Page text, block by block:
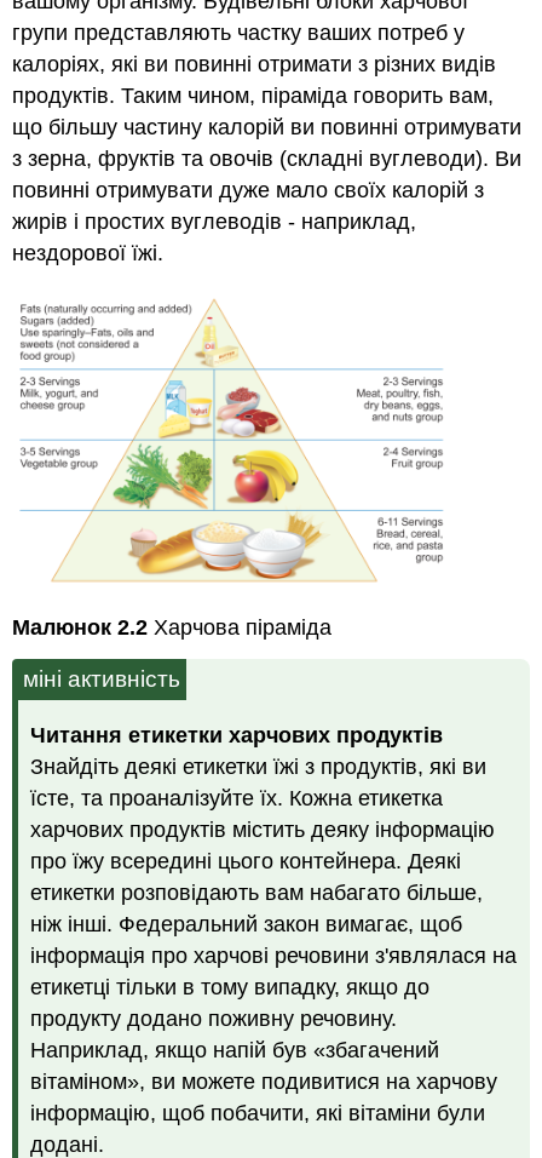
групи представляють частку ваших потреб у
калоріях, які ви повинні отримати з різних видів
продуктів. Таким чином, піраміда говорить вам,
що більшу частину калорій ви повинні отримувати
з зерна, фруктів та овочів (складні вуглеводи). Ви
повинні отримувати дуже мало своїх калорій з
жирів і простих вуглеводів - наприклад,
нездорової їжі.
Малюнок 2.2 Харчова піраміда
міні активність
Читання етикетки харчових продуктів
Знайдіть деякі етикетки їжі з продуктів, які ви
їсте, та проаналізуйте їх. Кожна етикетка
харчових продуктів містить деяку інформацію
про їжу всередині цього контейнера. Деякі
етикетки розповідають вам набагато більше,
ніж інші. Федеральний закон вимагає, щоб
інформація про харчові речовини з'являлася на
етикетці тільки в тому випадку, якщо до
продукту додано поживну речовину.
Наприклад, якщо напій був «збагачений
вітаміном», ви можете подивитися на харчову
інформацію, щоб побачити, які вітаміни були
додані.